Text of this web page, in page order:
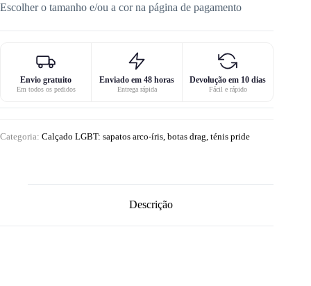
Escolher o tamanho e/ou a cor na página de pagamento
Envio gratuito
Em todos os pedidos
Enviado em 48 horas
Entrega rápida
Devolução em 10 dias
Fácil e rápido
Categoria: Calçado LGBT: sapatos arco-íris, botas drag, ténis pride
Descrição